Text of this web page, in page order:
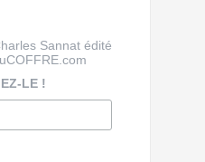
Sannat édité
LE !